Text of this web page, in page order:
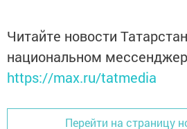
Читайте новости
национальном
https://max.ru/tatmedia
Перейти на страницу